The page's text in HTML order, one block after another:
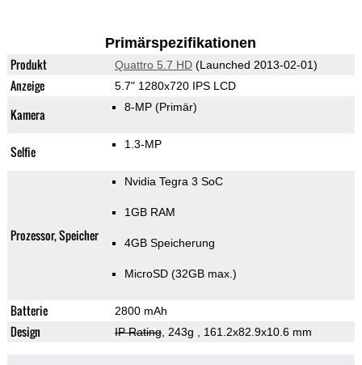
Primärspezifikationen
Produkt Quattro 5.7 HD(Launched 2013-02-01)
Anzeige 5.7" 1280x720 IPS LCD
Kamera 8-MP (Primär)
Selfie 1.3-MP
Prozessor, Speicher
Nvidia Tegra 3 SoC
1GB RAM
4GB Speicherung
MicroSD (32GB max.)
Batterie 2800 mAh
Design IP Rating, 243g , 161.2x82.9x10.6 mm